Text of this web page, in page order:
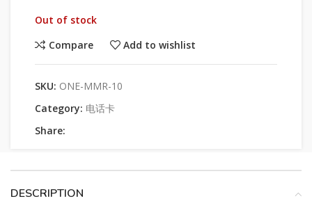
Out of stock
Compare
Add to wishlist
SKU: ONE-MMR-10
Category: 电话卡
Share:
DESCRIPTION